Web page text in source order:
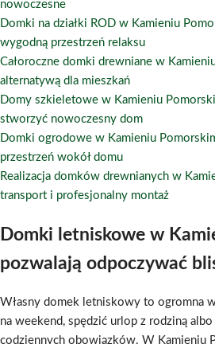
nowoczesne
Domki na działki ROD w Kamieniu
wygodną przestrzeń relaksu
Całoroczne domki drewniane w
alternatywą dla mieszkań
Domy szkieletowe w Kamieniu
stworzyć nowoczesny dom
Domki ogrodowe w Kamieniu
przestrzeń wokół domu
Realizacja domków drewnianych w
transport i profesjonalny montaż
Domki letniskowe w
pozwalają odpoczywać
Własny domek letniskowy to ogromna
na weekend, spędzić urlop z rodziną
codziennych obowiązków. W Kamieniu